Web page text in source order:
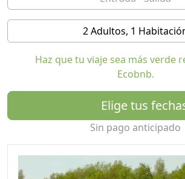
2 Adultos, 1
Haz que tu viaje sea más verde
Ecobnb.
Elige tus
Sin pago anticipado